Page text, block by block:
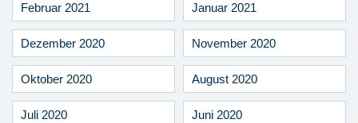
Februar 2021 Januar 2021
Dezember 2020 November 2020
Oktober 2020 August 2020
Juli 2020 Juni 2020